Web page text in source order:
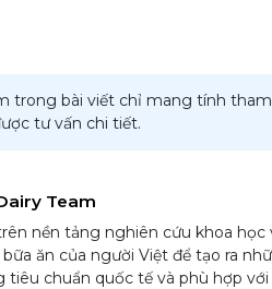
trong bài viết chỉ mang tính
tư vấn chi tiết.
Team
nền tảng nghiên cứu khoa
ăn của người Việt để tạo ra
tiêu chuẩn quốc tế và phù hợp